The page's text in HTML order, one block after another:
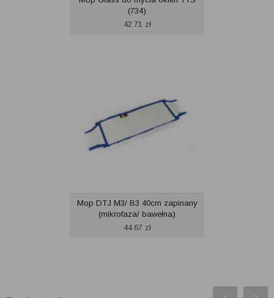
(734)
42.71 zł
Mop DTJ M3/ B3 40cm zapinany
(mikrofaza/ bawełna)
44.67 zł